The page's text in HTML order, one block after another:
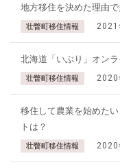
地方移住を決めた理由
壮瞥町移住情報 2021
北海道「いぶり」オン
壮瞥町移住情報 2020
移住して農業を始めた
トは？
壮瞥町移住情報 2020